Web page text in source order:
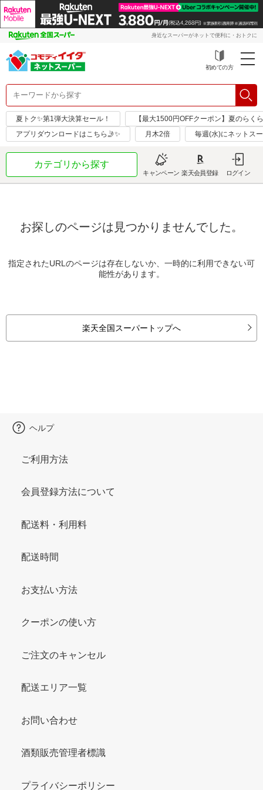
身近なスーパーがネットで便利に・おトクに
初めての方
夏トク✨第1弾大決算セール！
【最大1500円OFFクーポン】夏のらく
アプリダウンロードはこちら🤳✨
月木2倍 毎週(水)にネットス
カテゴリから探す
キャンペーン 楽天会員登録 ログイン
お探しのページは見つかりませんでした。
指定されたURLのページは存在しないか、一時的に利用できない可
能性があります。
楽天全国スーパートップへ
ヘルプ
ご利用方法
会員登録方法について
配送料・利用料
配送時間
お支払い方法
クーポンの使い方
ご注文のキャンセル
配送エリア一覧
お問い合わせ
酒類販売管理者標識
プライバシーポリシー